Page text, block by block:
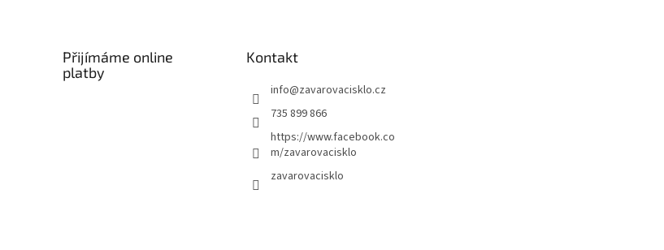
Přijímáme online
platby
Kontakt
info@zavarovacisklo.cz
735 899 866
https://www.facebook.co
m/zavarovacisklo
zavarovacisklo